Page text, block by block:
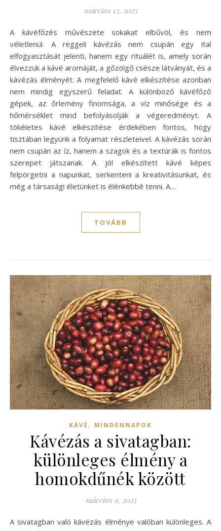
március 13, 2025
A kávéfőzés művészete sokakat elbűvöl, és nem
véletlenül. A reggeli kávézás nem csupán egy ital
elfogyasztását jelenti, hanem egy rituálét is, amely során
élvezzük a kávé aromáját, a gőzölgő csésze látványát, és a
kávézás élményét. A megfelelő kávé elkészítése azonban
nem mindig egyszerű feladat. A különböző kávéfőző
gépek, az őrlemény finomsága, a víz minősége és a
hőmérséklet mind befolyásolják a végeredményt. A
tökéletes kávé elkészítése érdekében fontos, hogy
tisztában legyünk a folyamat részleteivel. A kávézás során
nem csupán az íz, hanem a szagok és a textúrák is fontos
szerepet játszanak. A jól elkészített kávé képes
felpörgetni a napunkat, serkenteni a kreativitásunkat, és
még a társasági életünket is élénkebbé tenni. A…
TOVÁBB
KÁVÉ , MINDENNAPOK
Kávézás a sivatagban:
különleges élmény a
homokdűnék között
március 9, 2025
A sivatagban való kávézás élménye valóban különleges. A